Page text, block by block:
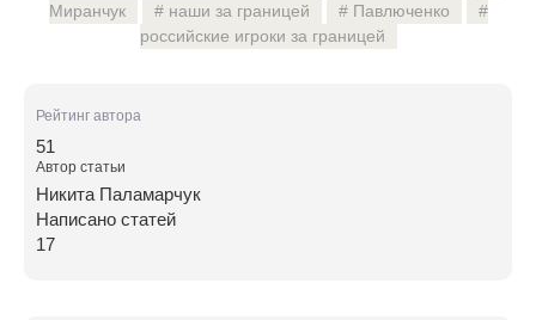
Миранчук
наши за границей
Павлюченко
российские игроки за границей
Рейтинг автора
51
Автор статьи
Никита Паламарчук
Написано статей
17